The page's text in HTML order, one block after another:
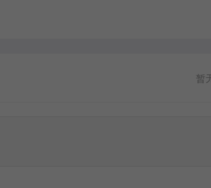
暂